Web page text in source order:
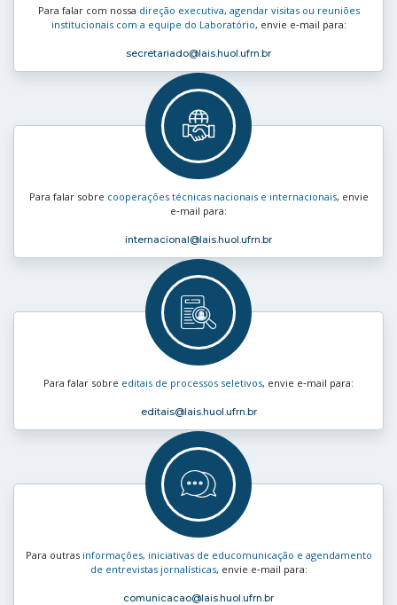
Para falar com nossa direção executiva, agendar visitas ou reuniões
institucionais com a equipe do Laboratório, envie e‑mail para:
secretariado@lais.huol.ufrn.br
Para falar sobre cooperações técnicas nacionais e internacionais, envie
e‑mail para:
internacional@lais.huol.ufrn.br
Para falar sobre editais de processos seletivos, envie e‑mail para:
editais@lais.huol.ufrn.br
Para outras informações, iniciativas de educomunicação e agendamento
de entrevistas jornalísticas, envie e‑mail para:
comunicacao@lais.huol.ufrn.br